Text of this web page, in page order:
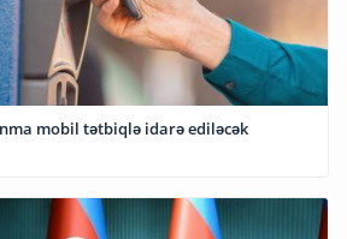
mobil tətbiqlə idarə ediləcək